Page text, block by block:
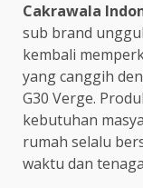
Cakrawala
sub brand
kembali
yang canggih
G30 Verge.
kebutuhan
rumah selalu
waktu dan